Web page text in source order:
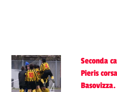
Seconda
Pieris